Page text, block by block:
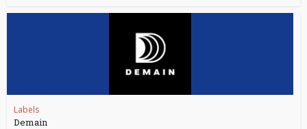
Labels
Demain